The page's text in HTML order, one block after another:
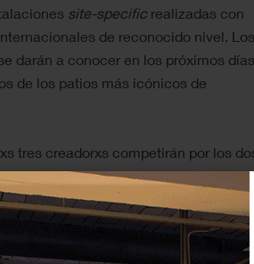
site-specific realizadas con
de reconocido nivel. Los
darán a conocer en los próximos
de los patios más icónicos de
tres creadorxs competirán por los
dotado con 25.000 euros, y el
floral más influyentes y transgresores